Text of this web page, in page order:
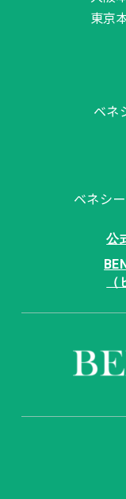
東京
ベネ
ベネシ
公